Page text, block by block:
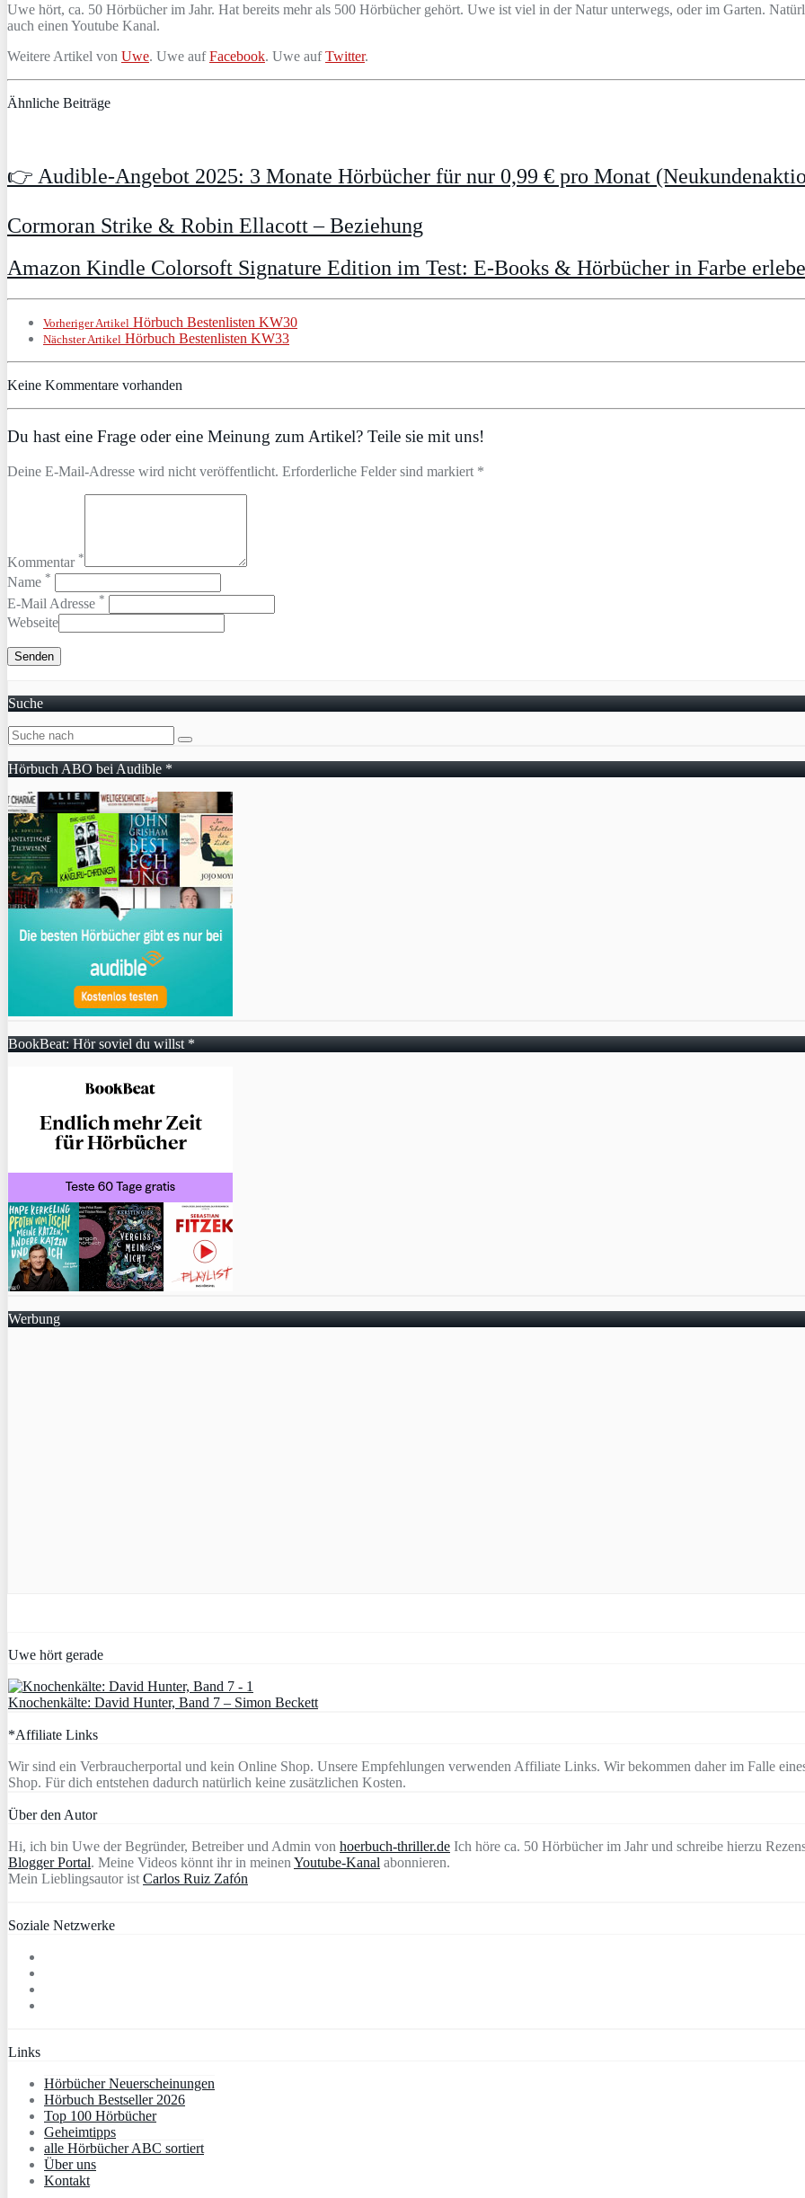
Uwe hört, ca. 50 Hörbücher im Jahr. Hat bereits mehr als 500 Hörbücher gehört. Uwe ist viel in der Natur unterwegs, oder im Garten.
auch einen Youtube Kanal.
Weitere Artikel von Uwe. Uwe aufFacebook. Uwe aufTwitter.
Ähnliche Beiträge
👉 Audible-Angebot 2025: 3 Monate Hörbücher für nur 0,99 € pro Monat
Cormoran Strike & Robin Ellacott – Beziehung
Amazon Kindle Colorsoft Signature Edition im Test: E-Books & Hörbücher in Farbe
Vorheriger Artikel Hörbuch Bestenlisten KW30
Nächster Artikel Hörbuch Bestenlisten KW33
Keine Kommentare vorhanden
Du hast eine Frage oder eine Meinung zum Artikel? Teile sie mit uns!
Deine E-Mail-Adresse wird nicht veröffentlicht. Erforderliche Felder sind markiert *
Kommentar *
Name *
E-Mail Adresse *
Webseite
Suche
Hörbuch ABO bei Audible *
BookBeat: Hör soviel du willst *
Werbung
Uwe hört gerade
Knochenkälte: David Hunter, Band 7 – Simon Beckett
*Affiliate Links
Wir sind ein Verbraucherportal und kein Online Shop. Unsere Empfehlungen verwenden Affiliate Links. Wir bekommen daher im Falle
Shop. Für dich entstehen dadurch natürlich keine zusätzlichen Kosten.
Über den Autor
Hi, ich bin Uwe der Begründer, Betreiber und Admin von hoerbuch-thriller.de Ich höre ca. 50 Hörbücher im Jahr und schreibe hierzu
Blogger Portal. Meine Videos könnt ihr in meinen Youtube-Kanal abonnieren.
Mein Lieblingsautor ist Carlos Ruiz Zafón
Soziale Netzwerke
Links
Hörbücher Neuerscheinungen
Hörbuch Bestseller 2026
Top 100 Hörbücher
Geheimtipps
alle Hörbücher ABC sortiert
Über uns
Kontakt